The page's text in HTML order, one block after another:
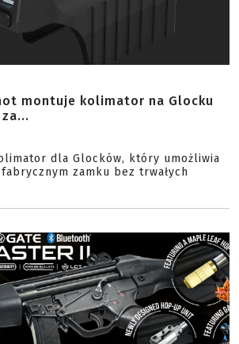
montuje kolimator na Glocku
dla Glocków, który umożliwia
zamku bez trwałych